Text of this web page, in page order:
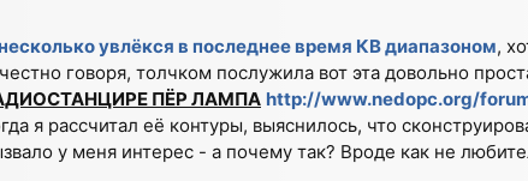
несколько увлёкся в последнее время КВ диапазоном,
говоря, толчком послужила вот эта довольно
ПЁР ЛАМПА http://www.nedopc.org/
я рассчитал её контуры, выяснилось, что
у меня интерес - а почему так? Вроде как не